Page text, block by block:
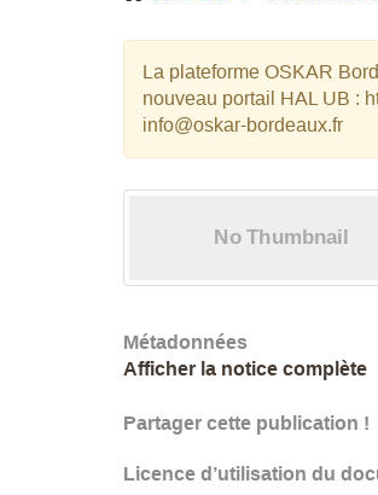
La plateforme OSKAR
nouveau portail HAL UB :
info@oskar-bordeaux.fr
Métadonnées
Afficher la notice complète
Partager cette publication !
Licence d’utilisation du